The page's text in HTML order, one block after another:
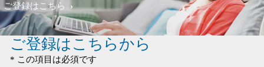
ご登録はこちら
ご登録はこちらから
* この項目は必須です